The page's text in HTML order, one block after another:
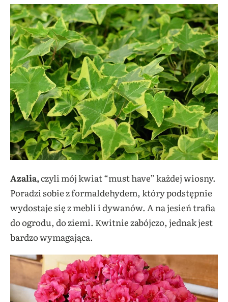
Azalia,czyli mój kwiat “must have” każdej wiosny.
Poradzi sobie z formaldehydem, który podstępnie
wydostaje się z mebli i dywanów. A na jesień trafia
do ogrodu, do ziemi. Kwitnie zabójczo, jednak jest
bardzo wymagająca.